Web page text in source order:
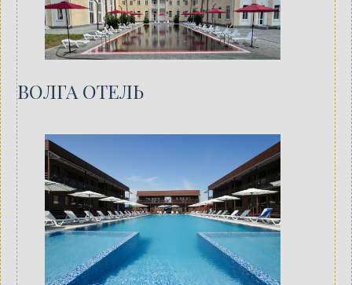
ВОЛГА ОТЕЛЬ